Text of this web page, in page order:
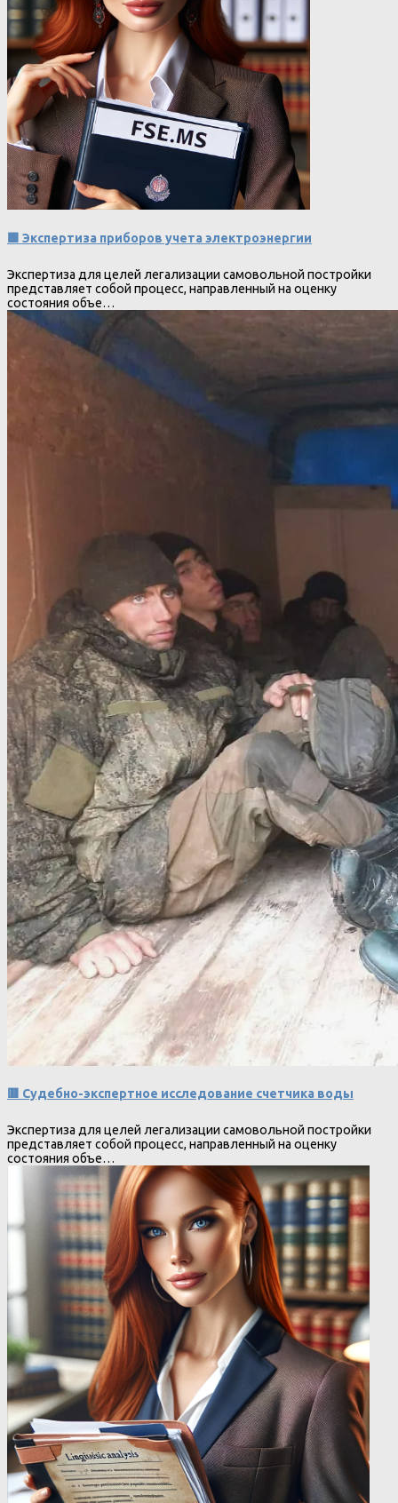
🟩 Экспертиза приборов учета электроэнергии
Экспертиза для целей легализации самовольной постройки
представляет собой процесс, направленный на оценку
состояния объе…
🟥 Судебно-экспертное исследование счетчика воды
Экспертиза для целей легализации самовольной постройки
представляет собой процесс, направленный на оценку
состояния объе…